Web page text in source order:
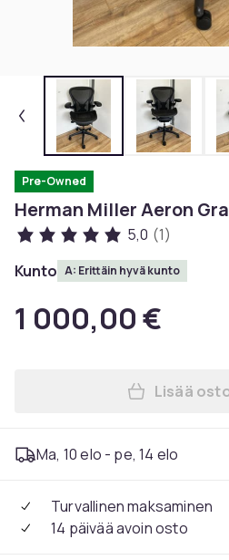
Pre-Owned
Herman Miller Aeron
5,0 (1)
Kunto A: Erittäin hyvä kunto
1 000,00 €
Lisää
Ma, 10 elo - pe, 14 elo
Turvallinen maksaminen
14 päivää avoin osto